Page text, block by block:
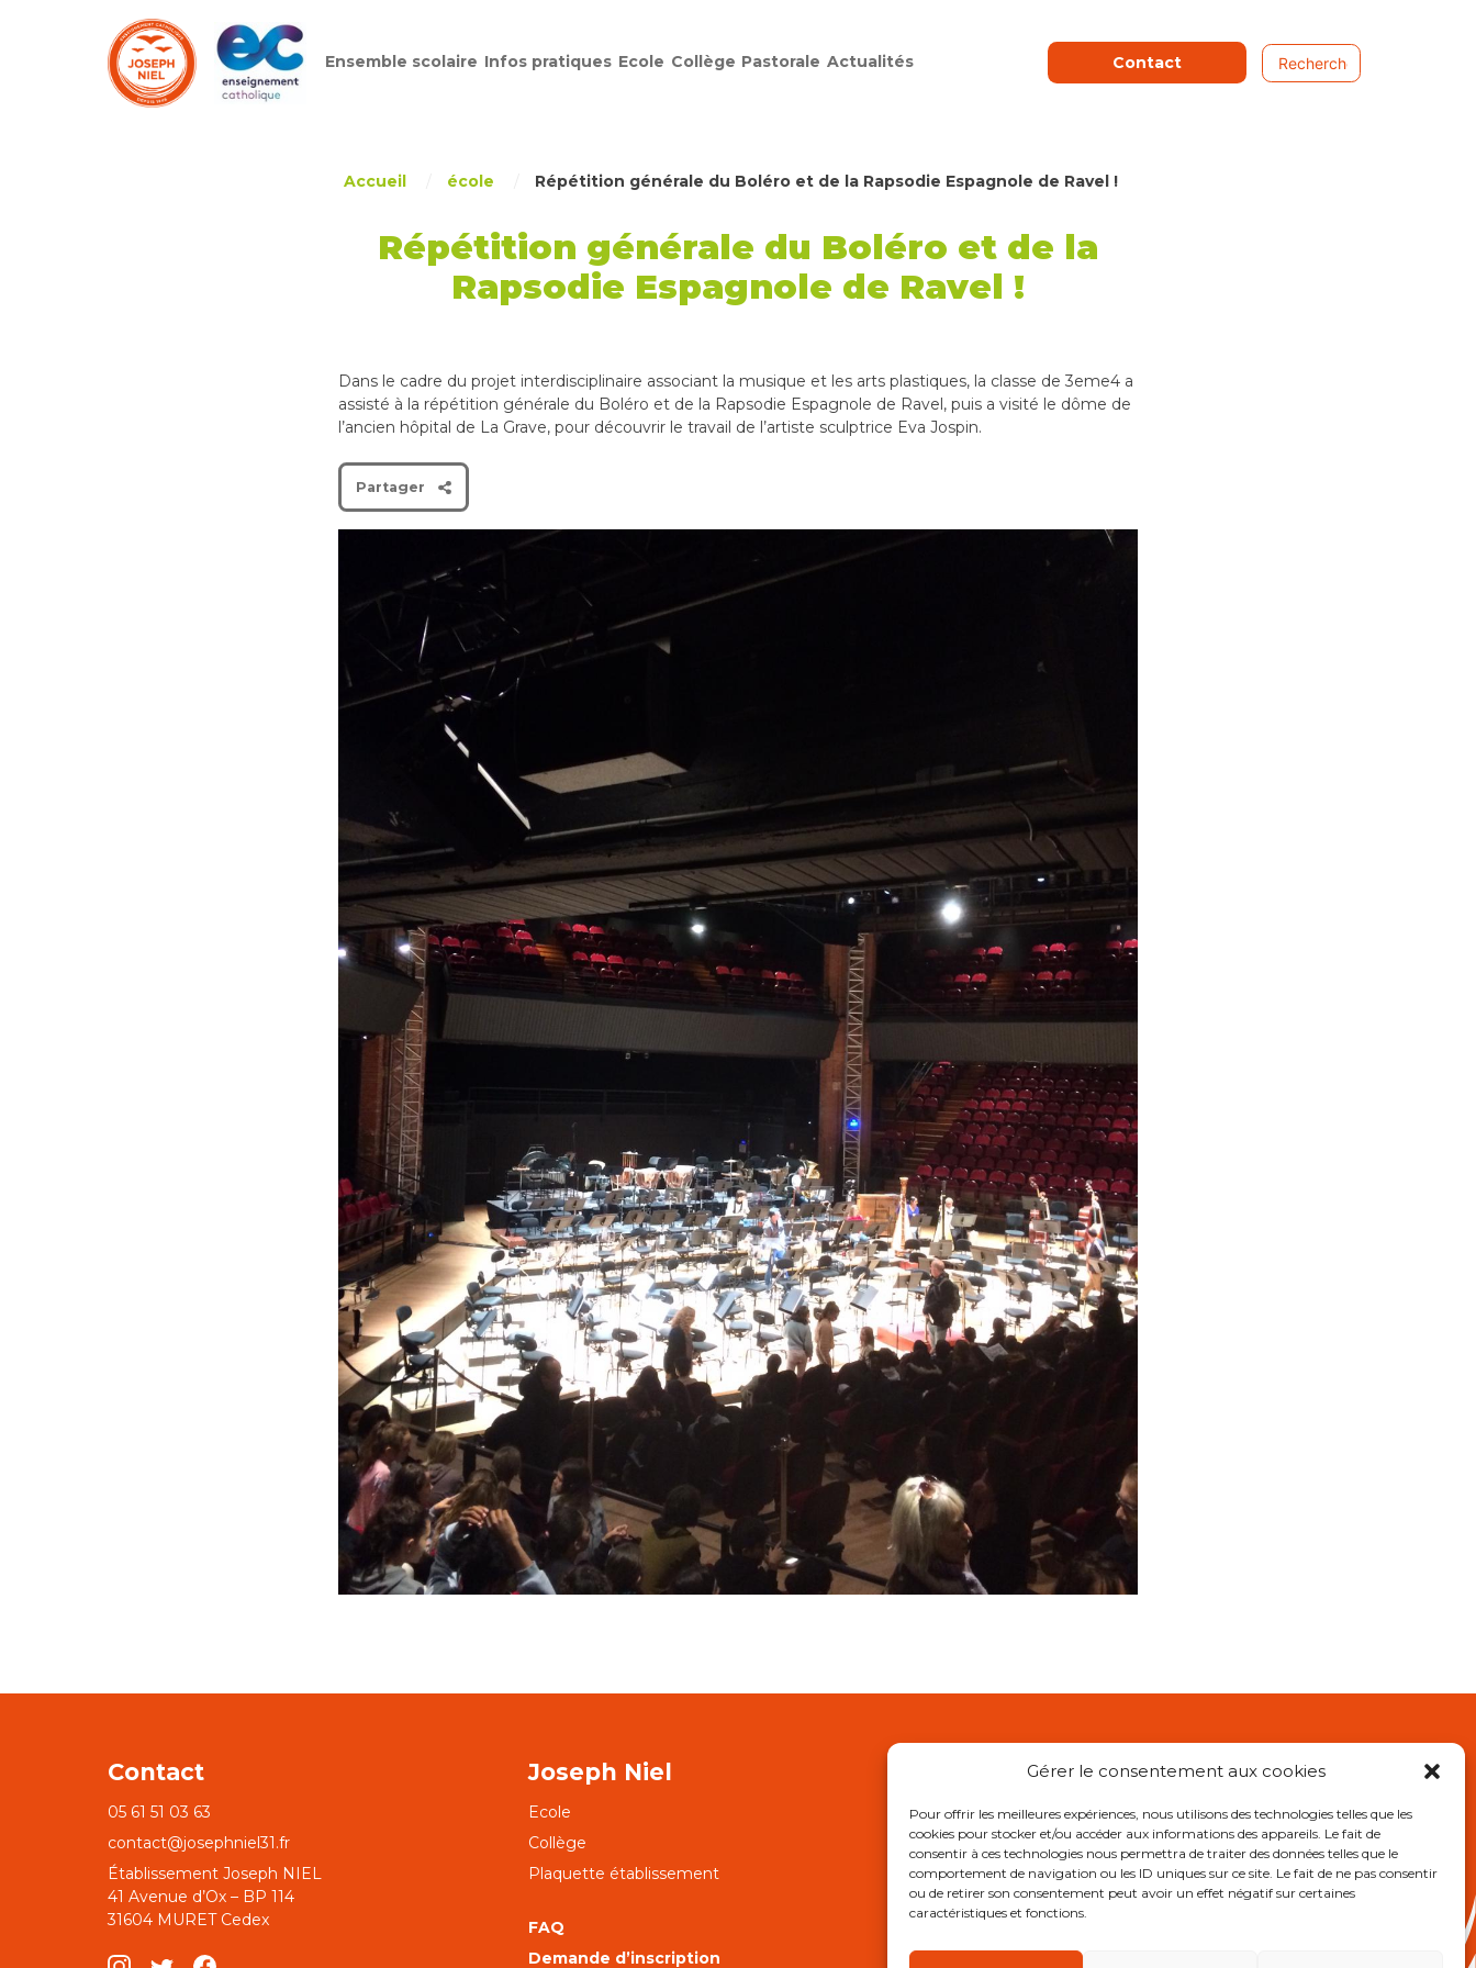
Gérer le consentement aux cookies
Pour offrir les meilleures expériences, nous utilisons des technologies telles que les
cookies pour stocker et/ou accéder aux informations des appareils. Le fait de
consentir à ces technologies nous permettra de traiter des données telles que le
comportement de navigation ou les ID uniques sur ce site. Le fait de ne pas consentir
ou de retirer son consentement peut avoir un effet négatif sur certaines
caractéristiques et fonctions.
Ensemble scolaire Infos pratiques Ecole Collège Pastorale Actualités Contact
Accueil école Répétition générale du Boléro et de la Rapsodie Espagnole de Ravel !
Répétition générale du Boléro et de la
Rapsodie Espagnole de Ravel !
Dans le cadre du projet interdisciplinaire associant la musique et les arts plastiques, la classe de 3eme4 a
assisté à la répétition générale du Boléro et de la Rapsodie Espagnole de Ravel, puis a visité le dôme de
l’ancien hôpital de La Grave, pour découvrir le travail de l’artiste sculptrice Eva Jospin.
Partager
Contact
05 61 51 03 63
contact@josephniel31.fr
Établissement Joseph NIEL
41 Avenue d’Ox – BP 114
31604 MURET Cedex
Joseph Niel
Ecole
Collège
Plaquette établissement
FAQ
Demande d’inscription
APEL
NOTRE OGEC
Notre Association des Anciens